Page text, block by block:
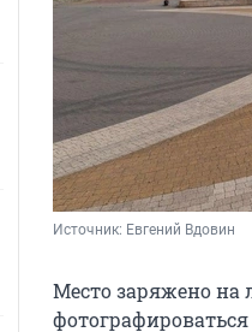
Источник: Евгений Вдовин
Место заряжено